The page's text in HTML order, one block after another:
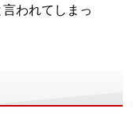
われてしまっ